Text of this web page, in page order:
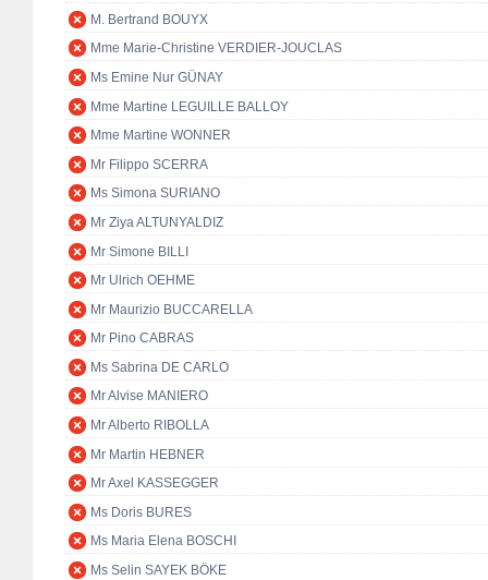
M. Bertrand BOUYX
Mme Marie-Christine VERDIER-JOUCLAS
Ms Emine Nur GÜNAY
Mme Martine LEGUILLE BALLOY
Mme Martine WONNER
Mr Filippo SCERRA
Ms Simona SURIANO
Mr Ziya ALTUNYALDIZ
Mr Simone BILLI
Mr Ulrich OEHME
Mr Maurizio BUCCARELLA
Mr Pino CABRAS
Ms Sabrina DE CARLO
Mr Alvise MANIERO
Mr Alberto RIBOLLA
Mr Martin HEBNER
Mr Axel KASSEGGER
Ms Doris BURES
Ms Maria Elena BOSCHI
Ms Selin SAYEK BÖKE